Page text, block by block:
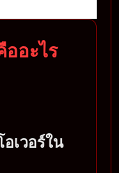
ออะไร
เวอร์ใน